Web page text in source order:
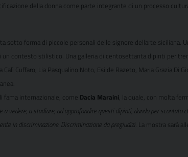
della donna come parte integrante di un processo
sotto forma di piccole personali delle signore dellarte siciliana.
contesto stilistico. Una galleria di centosettanta dipinti per
Cuffaro, Lia Pasqualino Noto, Esilde Razeto, Maria Grazia Di
fama internazionale, come Dacia Maraini, la quale, con molta
vedere, a studiare, ad approfondire questi dipinti, dando per
in discriminazione. Discriminazione da pregiudizi. La mostra sarà